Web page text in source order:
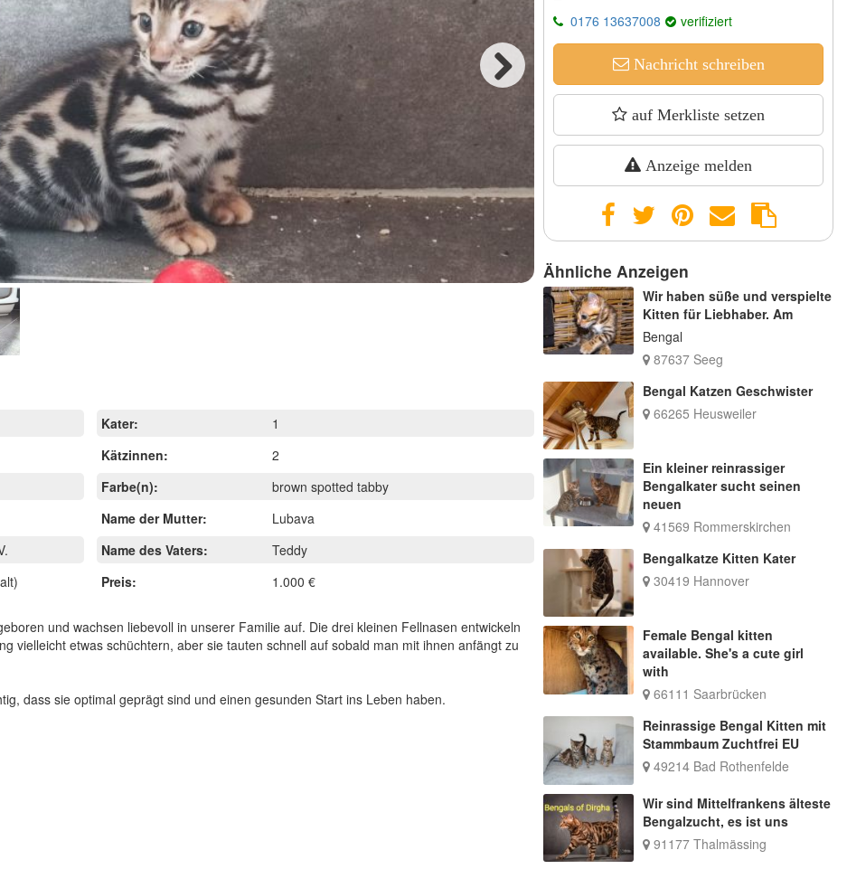
Kater:
1
Kätzinnen:
2
Farbe(n):
brown spotted tabby
Name der Mutter:
Lubava
Name des Vaters:
Teddy
Preis:
1.000 €
und wachsen liebevoll in unserer Familie auf. Die drei kleinen Fellnasen entwickeln
vielleicht etwas schüchtern, aber sie tauten schnell auf sobald man mit ihnen anfängt zu
dass sie optimal geprägt sind und einen gesunden Start ins Leben haben.
0176 13637008
verifiziert
Nachricht schreiben
auf Merkliste setzen
Anzeige melden
Ähnliche Anzeigen
Wir haben süße und verspielte
Kitten für Liebhaber. Am
Bengal
87637 Seeg
Bengal Katzen Geschwister
66265 Heusweiler
Ein kleiner reinrassiger
Bengalkater sucht seinen
neuen
41569 Rommerskirchen
Bengalkatze Kitten Kater
30419 Hannover
Female Bengal kitten
available. She's a cute girl
with
66111 Saarbrücken
Reinrassige Bengal Kitten mit
Stammbaum Zuchtfrei EU
49214 Bad Rothenfelde
Wir sind Mittelfrankens älteste
Bengalzucht, es ist uns
91177 Thalmässing